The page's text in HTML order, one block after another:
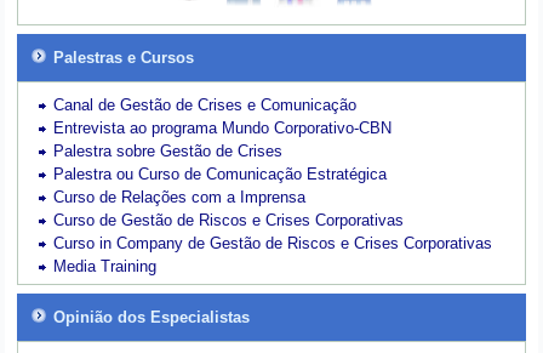
Palestras e Cursos
Canal de Gestão de Crises e Comunicação
Entrevista ao programa Mundo Corporativo-CBN
Palestra sobre Gestão de Crises
Palestra ou Curso de Comunicação Estratégica
Curso de Relações com a Imprensa
Curso de Gestão de Riscos e Crises Corporativas
Curso in Company de Gestão de Riscos e Crises Corporativas
Media Training
Opinião dos Especialistas